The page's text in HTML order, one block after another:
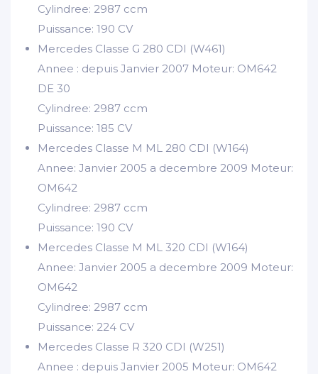
Cylindree: 2987 ccm
Puissance: 190 CV
Mercedes Classe G 280 CDI (W461)
Annee : depuis Janvier 2007 Moteur: OM642
DE 30
Cylindree: 2987 ccm
Puissance: 185 CV
Mercedes Classe M ML 280 CDI (W164)
Annee: Janvier 2005 a decembre 2009 Moteur:
OM642
Cylindree: 2987 ccm
Puissance: 190 CV
Mercedes Classe M ML 320 CDI (W164)
Annee: Janvier 2005 a decembre 2009 Moteur:
OM642
Cylindree: 2987 ccm
Puissance: 224 CV
Mercedes Classe R 320 CDI (W251)
Annee : depuis Janvier 2005 Moteur: OM642